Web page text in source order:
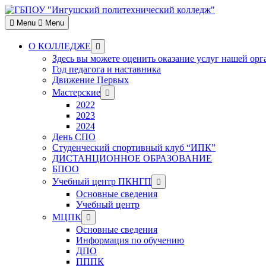
Skip
to
content
Menu Menu
О КОЛЛЕДЖЕ
Show
sub
menu
Здесь вы можете оценить оказание услуг нашей
Год педагога и наставника
Движение Первых
Мастерские Show
sub
2022
2023
2024
День СПО
Студенческий спортивный клуб “ИПК”
ДИСТАНЦИОННОЕ ОБРАЗОВАНИЕ
БПОО
Учебный центр ПКНГП
Show
sub
menu
Основные сведения
Учебный центр
МЦПК Show
sub
menu
Основные сведения
Информация по обучению
ДПО
ПППК